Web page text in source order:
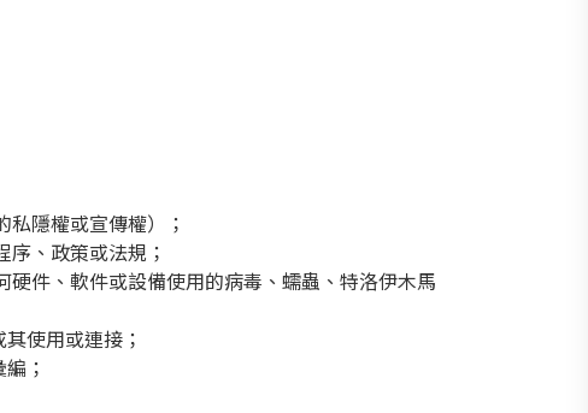
隱權或宣傳權）；
、政策或法規；
件、軟件或設備使用的病毒、蠕蟲、特洛伊木馬
使用或連接；
；